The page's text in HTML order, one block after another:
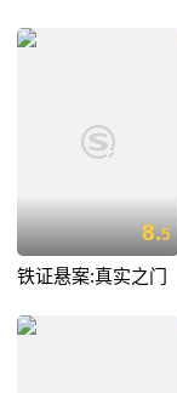
8.5
铁证悬案:真实之门